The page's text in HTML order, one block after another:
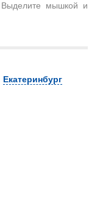
Выделите мышкой и
Екатеринбург